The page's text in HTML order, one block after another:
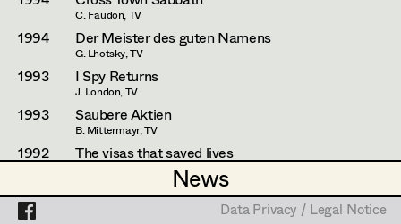
News
News
Data Privacy / Legal Notice
C. Faudon, TV
1994 Der Meister des guten Namens
G. Lhotsky, TV
1993 I Spy Returns
J. London, TV
1993 Saubere Aktien
B. Mittermayr, TV
1992 The visas that saved lives
1992 Das fließende Licht der Gottheit
Data Privacy / Legal Notice